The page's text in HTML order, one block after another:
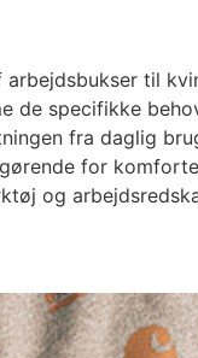
til
specifikke
fra daglig
for
og